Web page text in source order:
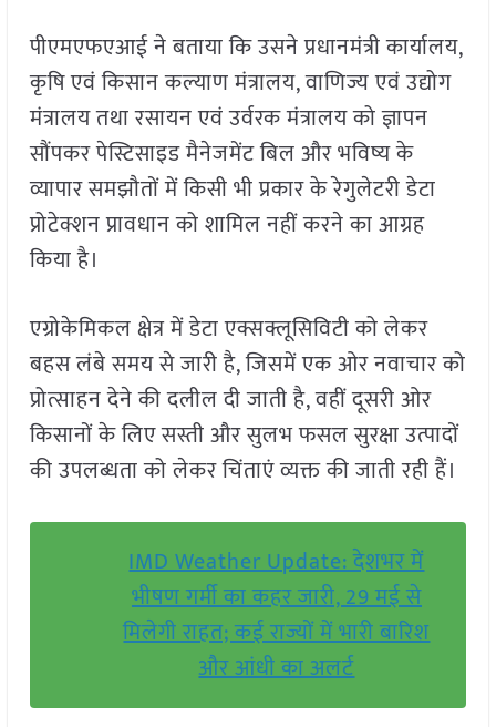
पीएमएफएआई ने बताया कि उसने प्रधानमंत्री कार्यालय,
कृषि एवं किसान कल्याण मंत्रालय, वाणिज्य एवं उद्योग
मंत्रालय तथा रसायन एवं उर्वरक मंत्रालय को ज्ञापन
सौंपकर पेस्टिसाइड मैनेजमेंट बिल और भविष्य के
व्यापार समझौतों में किसी भी प्रकार के रेगुलेटरी डेटा
प्रोटेक्शन प्रावधान को शामिल नहीं करने का आग्रह
किया है।
एग्रोकेमिकल क्षेत्र में डेटा एक्सक्लूसिविटी को लेकर
बहस लंबे समय से जारी है, जिसमें एक ओर नवाचार को
प्रोत्साहन देने की दलील दी जाती है, वहीं दूसरी ओर
किसानों के लिए सस्ती और सुलभ फसल सुरक्षा उत्पादों
की उपलब्धता को लेकर चिंताएं व्यक्त की जाती रही हैं।
IMD Weather Update: देशभर में
भीषण गर्मी का कहर जारी, 29 मई से
मिलेगी राहत; कई राज्यों में भारी बारिश
और आंधी का अलर्ट